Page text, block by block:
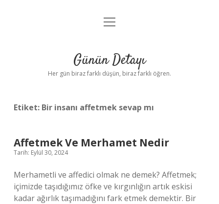
Anasayfa
Yasal Uyarı
menüyü
Günün Detayı
Her gün biraz farklı düşün, biraz farklı öğren.
Etiket: Bir insanı affetmek sevap mı
Affetmek Ve Merhamet Nedir
Tarih: Eylül 30, 2024
Merhametli ve affedici olmak ne demek? Affetmek;
içimizde taşıdığımız öfke ve kırgınlığın artık eskisi
kadar ağırlık taşımadığını fark etmek demektir. Bir